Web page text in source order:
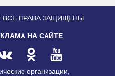
ВСЕ ПРАВА ЗАЩИЩЕНЫ
НА САЙТЕ
организации,